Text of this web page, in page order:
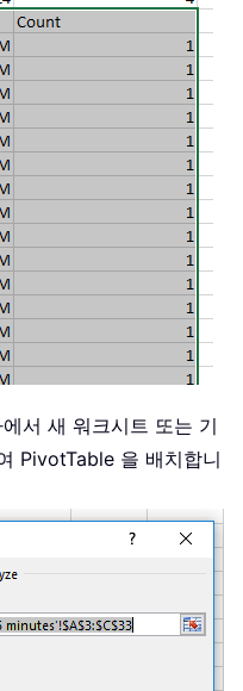
서 새 워크시트 또는 기
PivotTable 을 배치합니